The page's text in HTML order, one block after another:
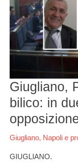
Giugliano,
bilico: in
Giugliano, Napoli e
GIUGLIANO.
sempre
più
in
bilico:
due
opposizione